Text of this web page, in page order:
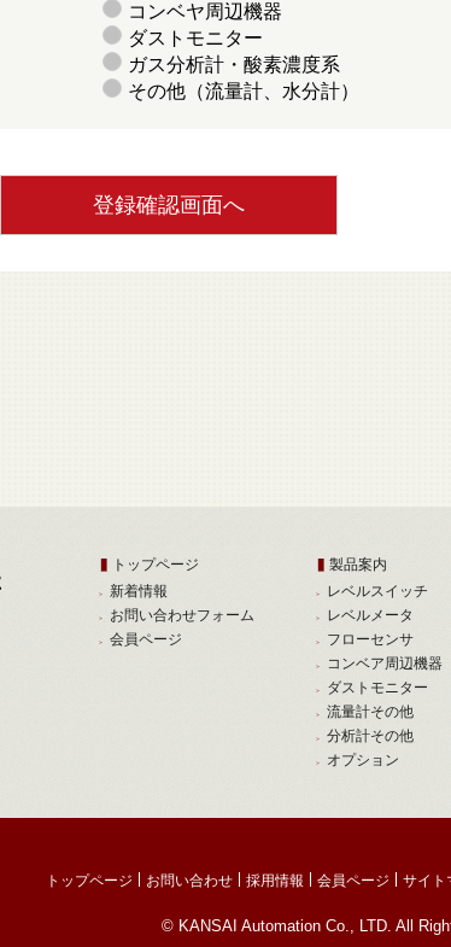
コンベヤ周辺機器
ダストモニター
ガス分析計・酸素濃度系
その他（流量計、水分計）
トップページ
新着情報
お問い合わせフォーム
会員ページ
製品案内
レベルスイッチ
レベルメータ
フローセンサ
コンベア周辺機器
ダストモニター
流量計その他
分析計その他
オプション
トップページ お問い合わせ 採用情報 会員ページ サイト
© KANSAI Automation Co., LTD. All